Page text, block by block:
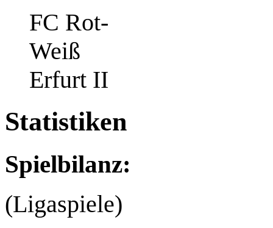
FC Rot-
Weiß
Erfurt II
Statistiken
Spielbilanz:
(Ligaspiele)